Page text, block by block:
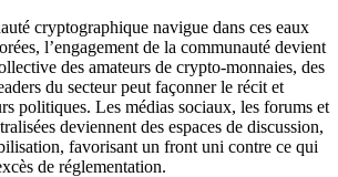
cryptographique navigue dans ces eaux
l’engagement de la communauté devient
des amateurs de crypto-monnaies, des
du secteur peut façonner le récit et
politiques. Les médias sociaux, les forums et
deviennent des espaces de discussion,
favorisant un front uni contre ce qui
de réglementation.